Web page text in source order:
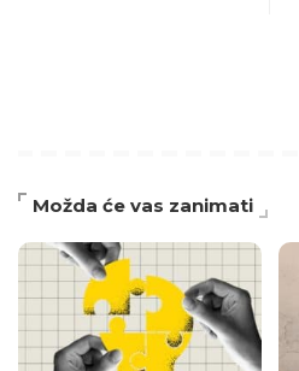
Možda će vas zanimati